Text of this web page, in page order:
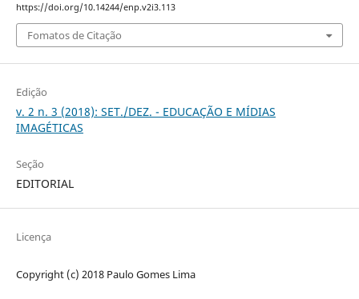
https://doi.org/10.14244/enp.v2i3.113
Fomatos de Citação
Edição
v. 2 n. 3 (2018): SET./DEZ. - EDUCAÇÃO E MÍDIAS
IMAGÉTICAS
Seção
EDITORIAL
Licença
Copyright (c) 2018 Paulo Gomes Lima